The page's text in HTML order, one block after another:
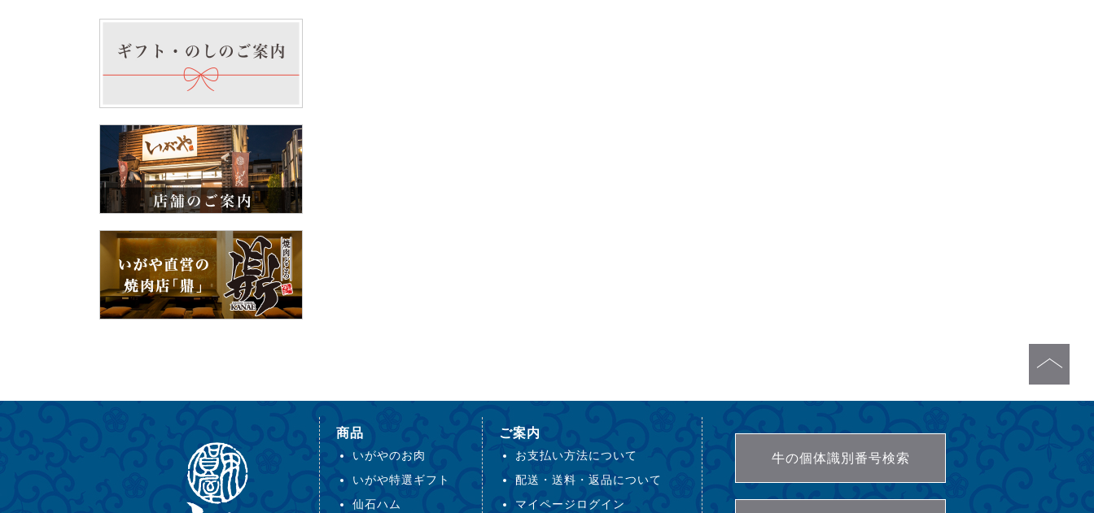
商品
いがやのお肉
いがや特選ギフト
仙石ハム
ご案内
お支払い方法について
配送・送料・返品について
マイページログイン
牛の個体識別番号検索